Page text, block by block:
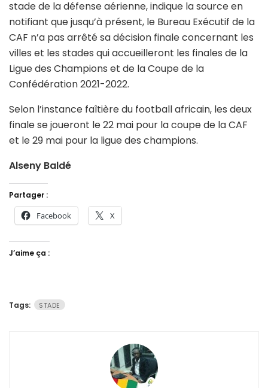
stade de la défense aérienne, indique la source en
notifiant que jusqu’à présent, le Bureau Exécutif de la
CAF n’a pas arrêté sa décision finale concernant les
villes et les stades qui accueilleront les finales de la
Ligue des Champions et de la Coupe de la
Confédération 2021-2022.
Selon l’instance faîtière du football africain, les deux
finale se joueront le 22 mai pour la coupe de la CAF
et le 29 mai pour la ligue des champions.
Alseny Baldé
Partager :
Facebook X
J’aime ça :
Tags: STADE